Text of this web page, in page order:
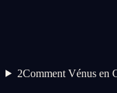
2Comment Vénus en